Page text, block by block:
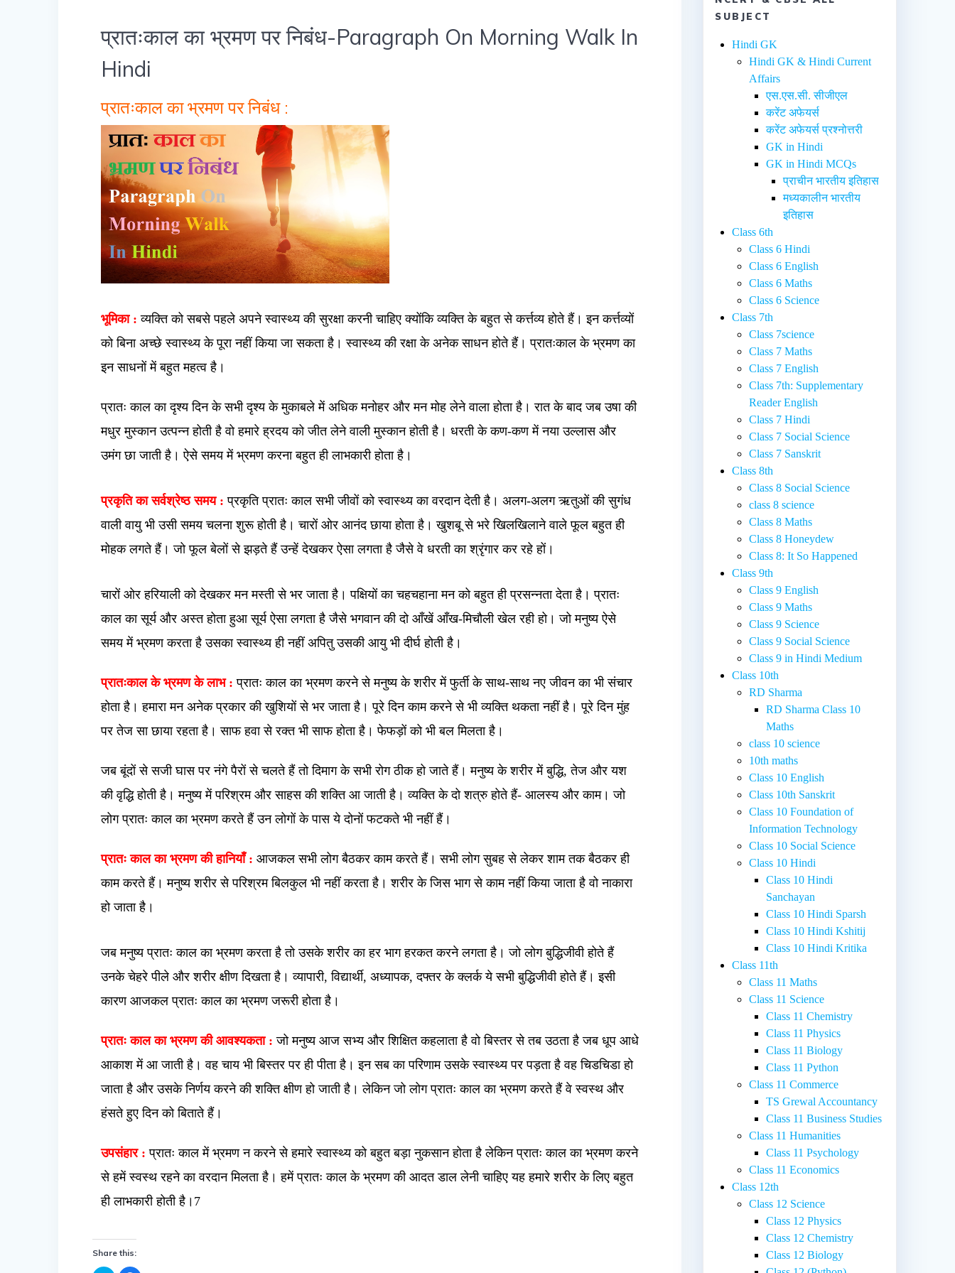
प्रातःकाल का भ्रमण पर निबंध-Paragraph On Morning Walk In
Hindi
प्रातःकाल का भ्रमण पर निबंध :
भूमिका : व्यक्ति को सबसे पहले अपने स्वास्थ्य की सुरक्षा करनी चाहिए क्योंकि व्यक्ति के बहुत से कर्त्तव्य होते हैं। इन कर्त्तव्यों
को बिना अच्छे स्वास्थ्य के पूरा नहीं किया जा सकता है। स्वास्थ्य की रक्षा के अनेक साधन होते हैं। प्रातःकाल के भ्रमण का
इन साधनों में बहुत महत्व है।
प्रातः काल का दृश्य दिन के सभी दृश्य के मुकाबले में अधिक मनोहर और मन मोह लेने वाला होता है। रात के बाद जब उषा की
मधुर मुस्कान उत्पन्न होती है वो हमारे ह्रदय को जीत लेने वालीमुस्कानहोती है। धरती के कण-कण में नया उल्लास और
उमंग छा जाती है। ऐसे समय में भ्रमण करना बहुत ही लाभकारी होता है।
प्रकृति का सर्वश्रेष्ठ समय : प्रकृति प्रातः काल सभी जीवों को स्वास्थ्य का वरदान देती है। अलग-अलग ऋतुओं की सुगंध
वाली वायु भी उसी समय चलना शुरू होती है। चारों ओर आनंद छाया होता है।खुशबू से भरे खिलखिलाने वाले फूल बहुत ही
मोहक लगते हैं। जो फूल बेलों से झड़ते हैं उन्हें देखकर ऐसा लगता है जैसे वे धरती का श्रृंगार कर रहे हों।
चारों ओर हरियाली को देखकर मन मस्ती से भर जाता है। पक्षियों का चहचहाना मन को बहुत ही प्रसन्नता देता है। प्रातः
काल का सूर्य और अस्त होता हुआ सूर्य ऐसा लगता है जैसे भगवान की दो आँखें आँख-मिचौलीखेल रही हो। जो मनुष्य ऐसे
समय में भ्रमण करता है उसका स्वास्थ्य ही नहीं अपितु उसकी आयु भी दीर्घ होती है।
प्रातःकाल के भ्रमण के लाभ : प्रातः काल का भ्रमण करने से मनुष्य के शरीर में फुर्ती के साथ-साथ नए जीवन का भी संचार
होता है। हमारा मन अनेक प्रकार की खुशियों से भर जाता है। पूरे दिन काम करने से भी व्यक्ति थकता नहीं है। पूरे दिन मुंह
पर तेज सा छाया रहता है। साफ हवा से रक्त भी साफ होता है। फेफड़ों को भी बल मिलता है।
जब बूंदों से सजी घास पर नंगे पैरों से चलते हैं तो दिमाग के सभी रोग ठीक हो जाते हैं। मनुष्य के शरीर में बुद्धि, तेज और यश
की वृद्धि होती है। मनुष्य में परिश्रम और साहस की शक्ति आ जाती है। व्यक्ति के दो शत्रु होते हैं- आलस्य और काम। जो
लोग प्रातः काल का भ्रमण करते हैं उन लोगों के पास ये दोनों फटकते भी नहीं हैं।
प्रातः काल का भ्रमण की हानियाँ : आजकल सभी लोग बैठकर काम करते हैं। सभी लोग सुबह से लेकर शाम तक बैठकर ही
काम करते हैं। मनुष्य शरीर से परिश्रम बिलकुल भी नहीं करता है। शरीर के जिस भाग से काम नहीं किया जाता है वो नाकारा
हो जाता है।
जब मनुष्य प्रातः काल का भ्रमण करता है तो उसके शरीर का हर भाग हरकत करने लगता है। जो लोग बुद्धिजीवी होते हैं
उनकेचेहरे पीले और शरीर क्षीण दिखता है। व्यापारी, विद्यार्थी, अध्यापक, दफ्तर के क्लर्क ये सभी बुद्धिजीवी होते हैं। इसी
कारण आजकल प्रातः काल का भ्रमण जरूरी होता है।
प्रातः काल का भ्रमण की आवश्यकता : जो मनुष्य आज सभ्य और शिक्षित कहलाता है वो बिस्तर से तब उठता है जब धूप आधे
आकाश में आ जाती है। वह चाय भी बिस्तर पर ही पीता है। इन सब का परिणाम उसके स्वास्थ्य पर पड़ता है वह चिडचिडा हो
जाता है और उसके निर्णय करने की शक्ति क्षीण हो जाती है। लेकिन जो लोग प्रातः काल का भ्रमण करते हैं वे स्वस्थ और
हंसतेहुए दिन को बिताते हैं।
उपसंहार : प्रातः काल में भ्रमण न करने से हमारे स्वास्थ्य को बहुत बड़ा नुकसान होता है लेकिन प्रातः काल का भ्रमण करने
से हमें स्वस्थ रहने का वरदान मिलता है। हमें प्रातः काल के भ्रमण की आदत डाल लेनी चाहिए यह हमारे शरीर के लिए बहुत
ही लाभकारी होती है।7
Share this:
SUBJECT
Hindi GK
Hindi GK & Hindi Current
Affairs
एस.एस.सी. सीजीएल
करेंट अफेयर्स
करेंट अफेयर्स प्रश्नोत्तरी
GK in Hindi
GK in Hindi MCQs
प्राचीन भारतीय इतिहास
मध्यकालीन भारतीय
इतिहास
Class 6th
Class 6 Hindi
Class 6 English
Class 6 Maths
Class 6 Science
Class 7th
Class 7science
Class 7 Maths
Class 7 English
Class 7th: Supplementary
Reader English
Class 7 Hindi
Class 7 Social Science
Class 7 Sanskrit
Class 8th
Class 8 Social Science
class 8 science
Class 8 Maths
Class 8 Honeydew
Class 8: It So Happened
Class 9th
Class 9 English
Class 9 Maths
Class 9 Science
Class 9 Social Science
Class 9 in Hindi Medium
Class 10th
RD Sharma
RD Sharma Class 10
Maths
class 10 science
10th maths
Class 10 English
Class 10th Sanskrit
Class 10 Foundation of
Information Technology
Class 10 Social Science
Class 10 Hindi
Class 10 Hindi
Sanchayan
Class 10 Hindi Sparsh
Class 10 Hindi Kshitij
Class 10 Hindi Kritika
Class 11th
Class 11 Maths
Class 11 Science
Class 11 Chemistry
Class 11 Physics
Class 11 Biology
Class 11 Python
Class 11 Commerce
TS Grewal Accountancy
Class 11 Business Studies
Class 11 Humanities
Class 11 Psychology
Class 11 Economics
Class 12th
Class 12 Science
Class 12 Physics
Class 12 Chemistry
Class 12 Biology